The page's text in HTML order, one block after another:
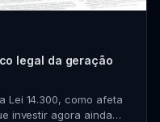
legal da geração
Lei 14.300, como afeta
investir agora ainda